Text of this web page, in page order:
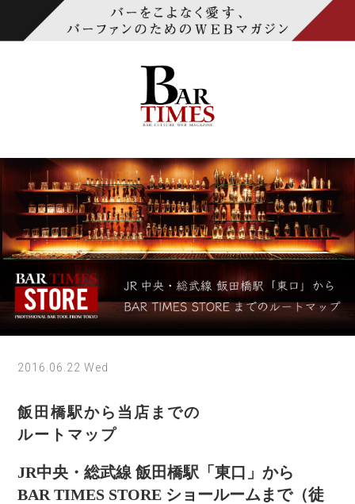
2016.06.22 Wed
飯田橋駅から当店までの
ルートマップ
JR中央・総武線 飯田橋駅「東口」から
BAR TIMES STORE ショールームまで（徒